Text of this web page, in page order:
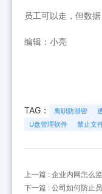
员工可以走，但数
编辑：小亮
TAG： 离职防泄密
U盘管理软件
禁止文
上一篇 : 企业内网怎么
管理内网安全
下一篇 : 公司如何防止